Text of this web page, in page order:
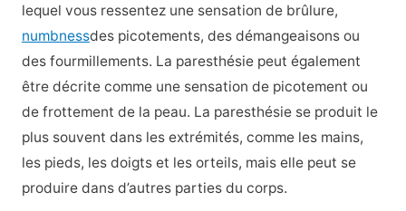
lequel vous ressentez une sensation de brûlure,
numbnessdes picotements, des démangeaisons ou
des fourmillements. La paresthésie peut également
être décrite comme une sensation de picotement ou
de frottement de la peau. La paresthésie se produit le
plus souvent dans les extrémités, comme les mains,
les pieds, les doigts et les orteils, mais elle peut se
produire dans d’autres parties du corps.